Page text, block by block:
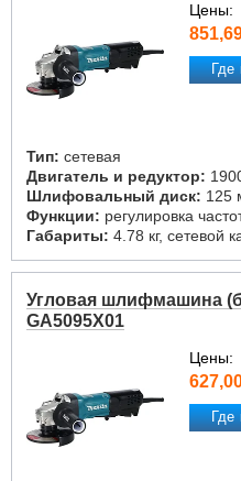
Цены:
Где
Тип: сетевая
Двигатель и редуктор:
Шлифовальный диск: 125
Функции: регулировка
Габариты: 4.78 кг, сетевой
Угловая шлифмашина
GA5095X01
Цены:
Где